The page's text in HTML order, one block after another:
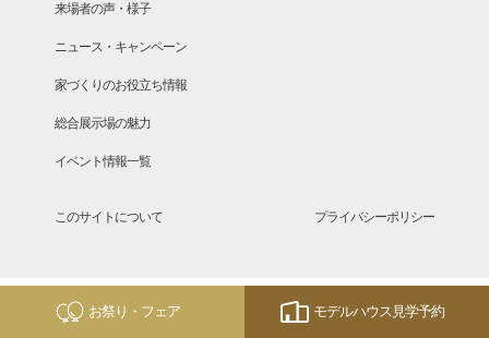
来場者の声・様子
ニュース・キャンペーン
家づくりのお役立ち情報
総合展示場の魅力
イベント情報一覧
このサイトについて プライバシーポリシー
Copyright © SANFUJI All Rights Reserved.
お祭り・フェア モデルハウス見学予約